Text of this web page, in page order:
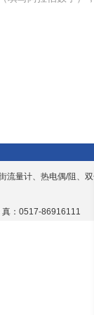
量计、热电偶/阻、双
：0517-86916111